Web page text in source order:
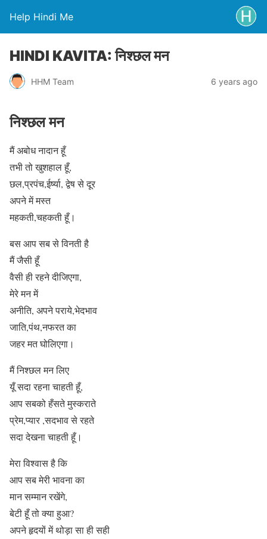
Help Hindi Me
HINDI KAVITA: निश्छल मन
HHM Team 6 years ago
निश्छल मन
मैं अबोध नादान हूँ
तभी तो खुशहाल हूँ,
छल,प्रपंच,ईर्ष्या, द्वेष से दूर
अपने में मस्त
महकती,चहकती हूँ।
बस आप सब से विनती है
मैं जैसी हूँ
वैसी ही रहने दीजिएगा,
मेरे मन में
अनीति, अपने पराये,भेदभाव
जाति,पंथ,नफरत का
जहर मत घोलिएगा।
मैं निश्छल मन लिए
यूँ सदा रहना चाहती हूँ,
आप सबको हँसते मुस्कराते
प्रेम,प्यार ,सदभाव से रहते
सदा देखना चाहती हूँ।
मेरा विश्वास है कि
आप सब मेरी भावना का
मान सम्मान रखेंगे,
बेटी हूँ तो क्या हुआ?
अपने हृदयों में थोड़ा सा ही सही